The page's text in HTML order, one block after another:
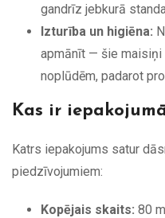
gandrīz jebkurā
Izturība un higiēna:
apmānīt — šie
noplūdēm, padarot
Kas ir
Katrs iepakojums satur
piedzīvojumiem:
Kopējais skaits: 80